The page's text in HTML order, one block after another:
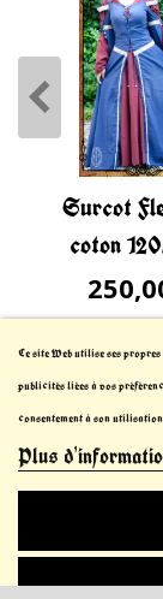
Surcot
coton
© 2021-
Ce site Web utilise ses
publicités liées à vos
consentement à son
Plus